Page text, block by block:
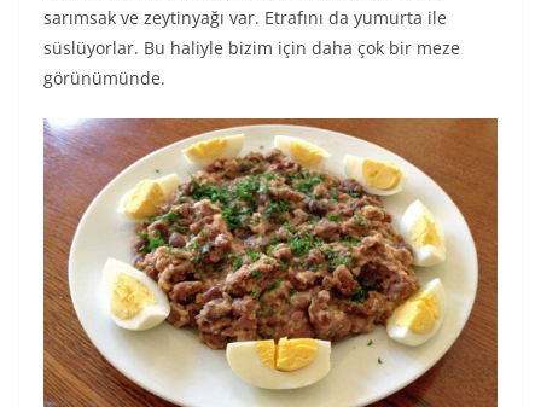
sarımsak ve zeytinyağı var. Etrafını da yumurta ile
süslüyorlar. Bu haliyle bizim için daha çok bir meze
görünümünde.